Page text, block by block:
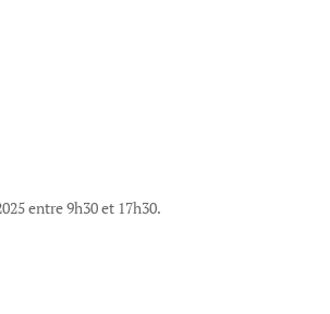
entre 9h30 et 17h30.